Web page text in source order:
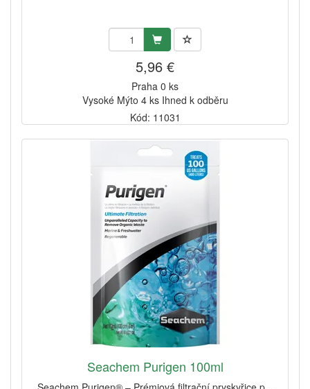
5,96 €
Praha 0 ks
Vysoké Mýto 4 ks Ihned k odběru
Kód: 11031
Seachem Purigen 100ml